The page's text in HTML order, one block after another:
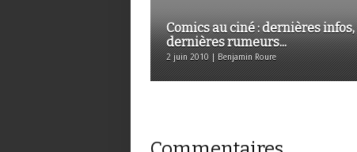
Comics au ciné : dernières infos,
dernières rumeurs...
2 juin 2010 | Benjamin Roure